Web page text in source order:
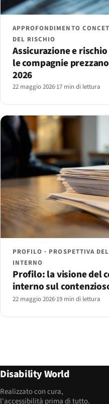
APPROFONDIMENTO
DEL RISCHIO
Assicurazione e
le compagnie
2026
22 maggio 2026·17 min di lettura
PROFILO · PROSPETTIVA
INTERNO
Profilo: la visione del
interno sul
22 maggio 2026·19 min di lettura
Disability World
Realizzato con cura,
l'accessibilità prima di tutto.